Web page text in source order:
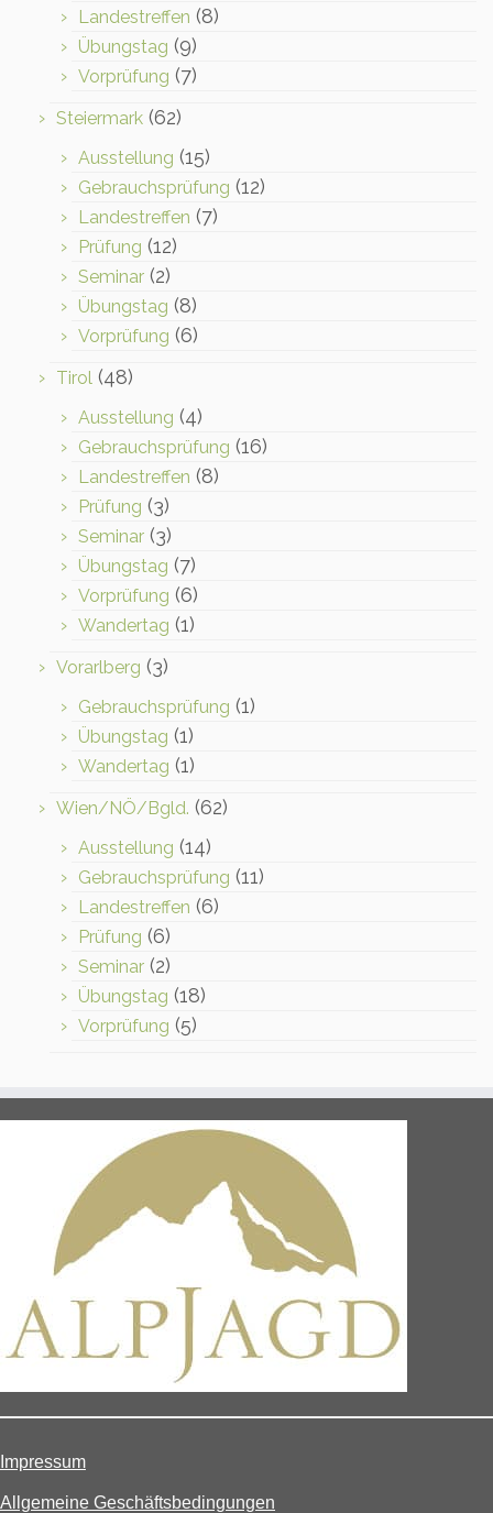
Landestreffen (8)
Übungstag (9)
Vorprüfung (7)
Steiermark (62)
Ausstellung (15)
Gebrauchsprüfung (12)
Landestreffen (7)
Prüfung (12)
Seminar (2)
Übungstag (8)
Vorprüfung (6)
Tirol (48)
Ausstellung (4)
Gebrauchsprüfung (16)
Landestreffen (8)
Prüfung (3)
Seminar (3)
Übungstag (7)
Vorprüfung (6)
Wandertag (1)
Vorarlberg (3)
Gebrauchsprüfung (1)
Übungstag (1)
Wandertag (1)
Wien/NÖ/Bgld. (62)
Ausstellung (14)
Gebrauchsprüfung (11)
Landestreffen (6)
Prüfung (6)
Seminar (2)
Übungstag (18)
Vorprüfung (5)
Impressum
Allgemeine Geschäftsbedingungen